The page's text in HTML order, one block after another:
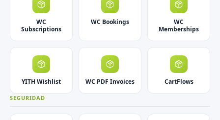
WC
Subscriptions
WC Bookings
WC
Memberships
YITH Wishlist WC PDF Invoices CartFlows
SEGURIDAD